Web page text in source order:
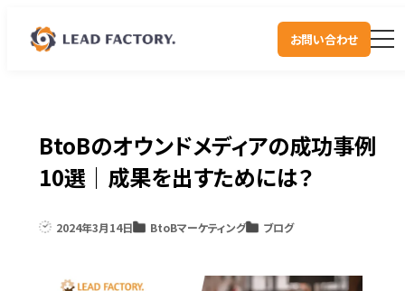
お問い合わせ
BtoBのオウンドメディアの成功事例
10選｜成果を出すためには？
2024年3月14日 BtoBマーケティング ブログ